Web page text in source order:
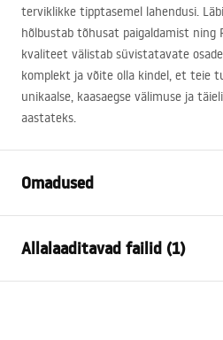
terviklikke tipptasemel lahendusi.
hõlbustab tõhusat paigaldamist ning
kvaliteet välistab süvistatavate
komplekt ja võite olla kindel, et teie
unikaalse, kaasaegse välimuse ja
aastateks.
Omadused
Mudel
Ühilduvad loputusnupud
Allalaaditavad failid (1)